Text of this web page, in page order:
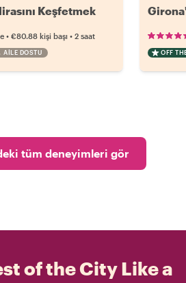
Keşfetmek
• €80.88 kişi başı • 2 saat
AILE DOSTU OFF
tüm deneyimleri gör
of the City Like a